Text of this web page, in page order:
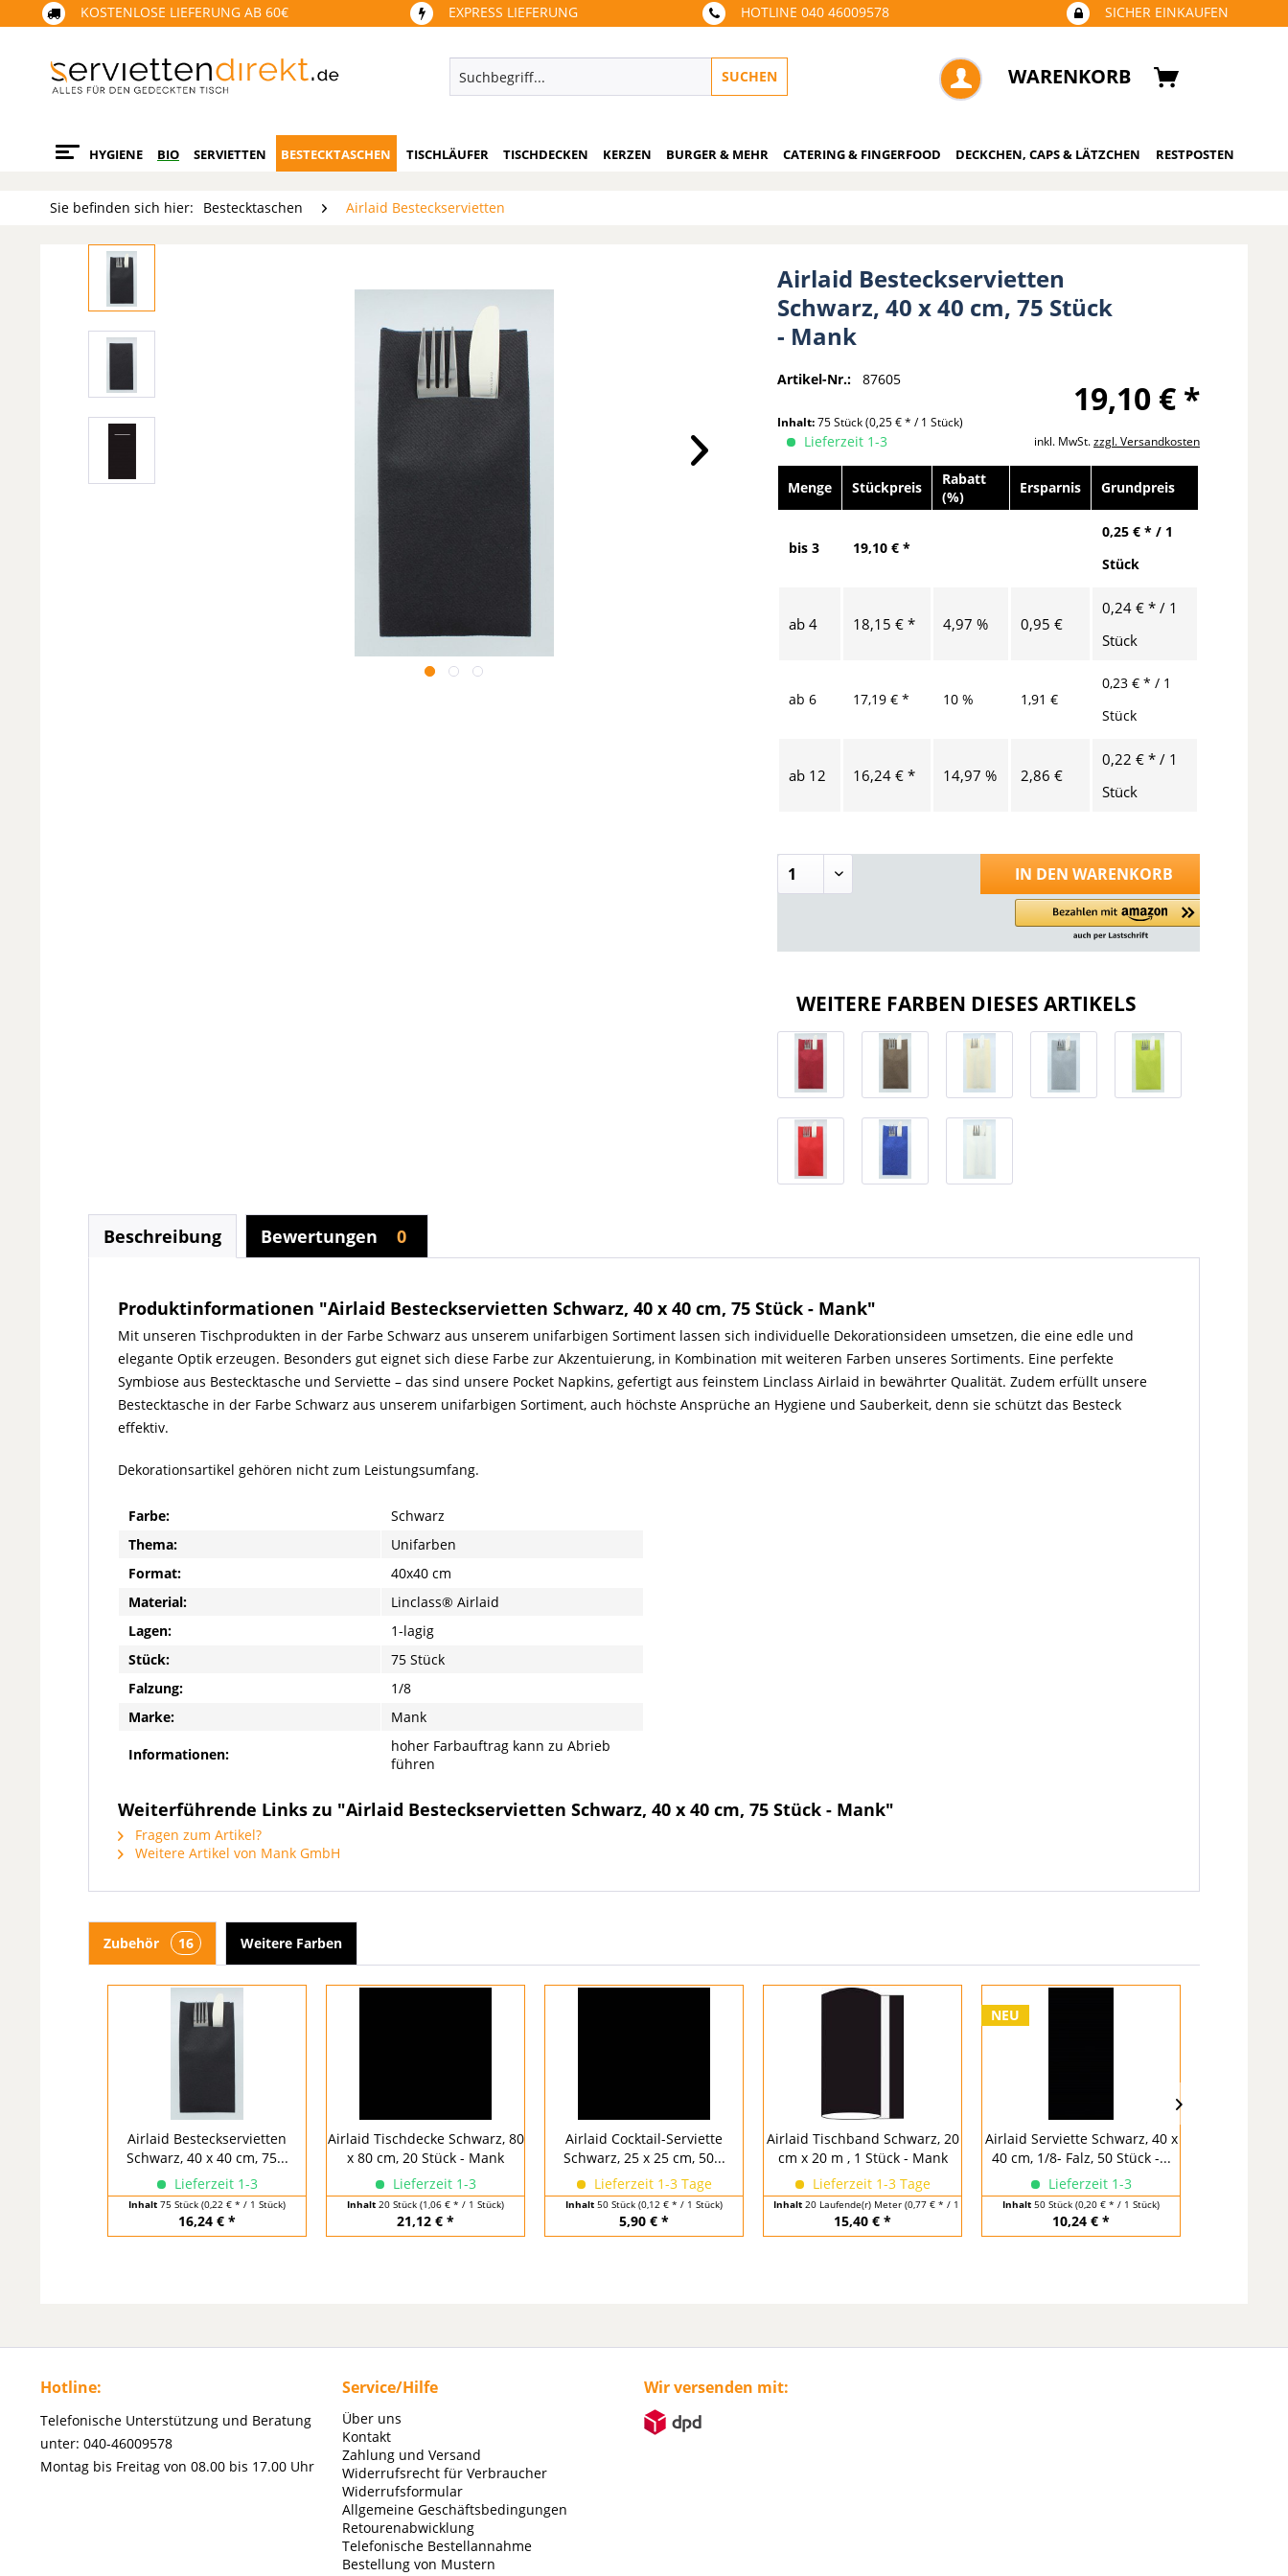
KOSTENLOSE LIEFERUNG AB 60€ EXPRESS LIEFERUNG HOTLINE 040 46009578 SICHER EINKAUFEN
SUCHEN WARENKORB
HYGIENE BIO SERVIETTEN BESTECKTASCHEN TISCHLÄUFER TISCHDECKEN KERZEN BURGER & MEHR CATERING & FINGERFOOD DECKCHEN, CAPS & LÄTZCHEN RESTPOSTEN
Sie befinden sich hier: Bestecktaschen Airlaid Besteckservietten
Airlaid Besteckservietten
Schwarz, 40 x 40 cm, 75 Stück
- Mank
Artikel-Nr.: 87605 19,10 € *
Inhalt:75 Stück(0,25 € * / 1 Stück)
inkl. MwSt.zzgl. Versandkosten
Lieferzeit 1-3
Menge Stückpreis
Rabatt
(%)
Ersparnis Grundpreis
bis3 19,10 € *
0,25 € * / 1
Stück
ab4 18,15 € * 4,97 % 0,95 €
0,24 € * / 1
Stück
ab6 17,19 € * 10 % 1,91 €
0,23 € * / 1
Stück
ab 12 16,24 € * 14,97 % 2,86 €
0,22 € * / 1
Stück
IN DEN WARENKORB
WEITERE FARBEN DIESES ARTIKELS
Beschreibung Bewertungen 0
Produktinformationen "Airlaid Besteckservietten Schwarz, 40 x 40 cm, 75 Stück - Mank"
Mit unseren Tischprodukten in der Farbe Schwarz aus unserem unifarbigen Sortiment lassen sich individuelle Dekorationsideen umsetzen, die eine edle und
elegante Optik erzeugen. Besonders gut eignet sich diese Farbe zur Akzentuierung, in Kombination mit weiteren Farben unseres Sortiments. Eine perfekte
Symbiose aus Bestecktasche und Serviette – das sind unsere Pocket Napkins, gefertigt aus feinstem Linclass Airlaid in bewährter Qualität. Zudem erfüllt unsere
Bestecktasche in der Farbe Schwarz aus unserem unifarbigen Sortiment, auch höchste Ansprüche an Hygiene und Sauberkeit, denn sie schützt das Besteck
effektiv.
Dekorationsartikel gehören nicht zum Leistungsumfang.
Farbe:
Schwarz
Thema:
Unifarben
Format:
40x40 cm
Material:
Linclass® Airlaid
Lagen:
1-lagig
Stück:
75 Stück
Falzung:
1/8
Marke:
Mank
Informationen:
hoher Farbauftrag kann zu Abrieb
führen
Weiterführende Links zu "Airlaid Besteckservietten Schwarz, 40 x 40 cm, 75 Stück - Mank"
Fragen zum Artikel?
Weitere Artikel von Mank GmbH
Zubehör 16 Weitere Farben
Airlaid Besteckservietten
Schwarz, 40 x 40 cm, 75...
Lieferzeit 1-3
Inhalt 75 Stück (0,22 € * / 1 Stück)
16,24 € *
Airlaid Tischdecke Schwarz, 80
x 80 cm, 20 Stück - Mank
Lieferzeit 1-3
Inhalt 20 Stück (1,06 € * / 1 Stück)
21,12 € *
Airlaid Cocktail-Serviette
Schwarz, 25 x 25 cm, 50...
Lieferzeit 1-3 Tage
Inhalt 50 Stück (0,12 € * / 1 Stück)
5,90 € *
Airlaid Tischband Schwarz, 20
cm x 20 m , 1 Stück - Mank
Lieferzeit 1-3 Tage
Inhalt 20 Laufende(r) Meter (0,77 € * / 1 Laufende(r) Meter)
15,40 € *
NEU
Airlaid Serviette Schwarz, 40 x
40 cm, 1/8- Falz, 50 Stück -...
Lieferzeit 1-3
Inhalt 50 Stück (0,20 € * / 1 Stück)
10,24 € *
Hotline:
Telefonische Unterstützung und Beratung
unter: 040-46009578
Montag bis Freitag von 08.00 bis 17.00 Uhr
Service/Hilfe
Über uns
Kontakt
Zahlung und Versand
Widerrufsrecht für Verbraucher
Widerrufsformular
Allgemeine Geschäftsbedingungen
Retourenabwicklung
Telefonische Bestellannahme
Bestellung von Mustern
Wir versenden mit: